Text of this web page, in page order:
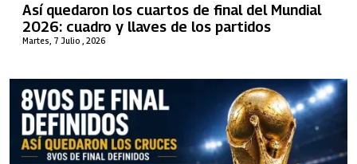
Martes, 7 Julio , 2026
Así quedaron los cuartos de final del Mundial
2026: cuadro y llaves de los partidos